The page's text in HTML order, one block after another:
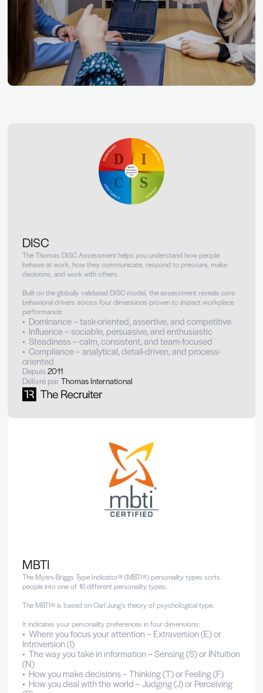
DISC
behave at work, how they communicate, respond to
Built on the globally validated DISC model, the assessment
behavioral drivers across four dimensions proven to impact
• Dominance – task-oriented, assertive, and
• Influence – sociable, persuasive, and
• Steadiness – calm, consistent, and team-
Délivré par